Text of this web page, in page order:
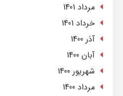
مرداد 1401
خرداد 1401
آذر 1400
آبان 1400
شهریور 1400
مرداد 1400